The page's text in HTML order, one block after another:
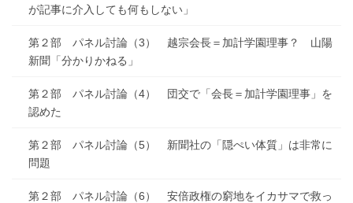
が記事に介入しても何もしない」
第２部 パネル討論（3） 越宗会長＝加計学園理事？ 山陽
新聞「分かりかねる」
第２部 パネル討論（4） 団交で「会長＝加計学園理事」を
認めた
第２部 パネル討論（5） 新聞社の「隠ぺい体質」は非常に
問題
第２部 パネル討論（6） 安倍政権の窮地をイカサマで救っ